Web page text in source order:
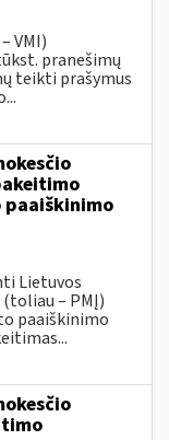
VMI)
pranešimų
teikti prašymus
Lietuvos
– PMĮ)
paaiškinimo